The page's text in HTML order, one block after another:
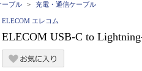
ーブル 充電・通信ケーブル
ELECOM エレコム
ELECOM USB-C to